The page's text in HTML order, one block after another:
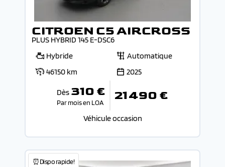
CITROEN C5 AIRCROSS
PLUS HYBRID 145 E-DSC6
Hybride
Automatique
46150 km
2025
Dès 310 €
Par mois en LOA 21 490 €
Véhicule occasion
⏰Dispo rapide!